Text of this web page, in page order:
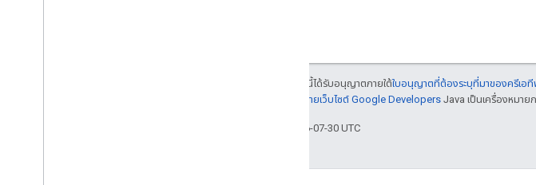
เนื้อหาของหน้าเว็บนี้ได้รับอนุญาตภายใต้ใบอนุญาตที่ต้องระบุที่มาของครีเอ
นโยบายเว็บไซต์ Google Developers Java เป็นเครื่องหมาย
อัปเดตล่าสุด 2026-07-30 UTC